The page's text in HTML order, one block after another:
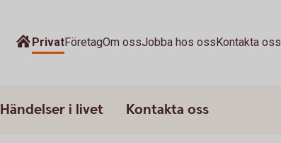
PrivatFöretagOm ossJobba hos ossKontakta oss
Händelser i livet Kontakta oss